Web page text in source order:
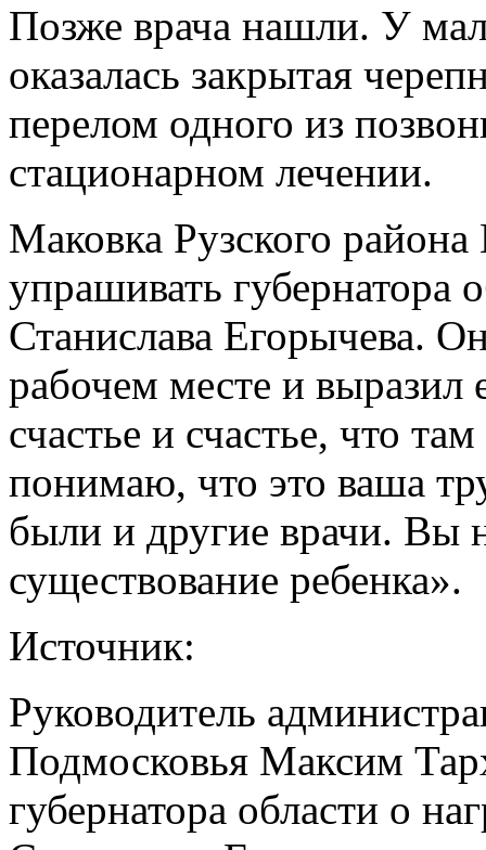
Позже врача нашли. У
оказалась закрытая
перелом одного из
стационарном лечении.
Маковка Рузского
упрашивать губернатора
Станислава Егорычева.
рабочем месте и выразил
счастье и счастье, что
понимаю, что это ваша
были и другие врачи. Вы
существование ребенка».
Источник:
Руководитель
Подмосковья Максим
губернатора области о